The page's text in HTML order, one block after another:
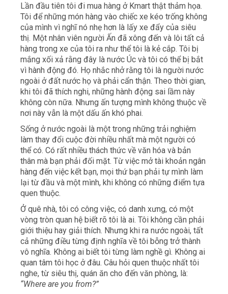
Lần đầu tiên tôi đi mua hàng ở Kmart thật thảm họa.
Tôi để những món hàng vào chiếc xe kéo trống không
của mình vì nghĩ nó nhẹ hơn là lấy xe đẩy của siêu
thị. Một nhân viên người Ấn đã xông đến và lôi tất cả
hàng trong xe của tôi ra như thể tôi là kẻ cắp. Tôi bị
mắng xối xả rằng đây là nước Úc và tôi có thể bị bắt
vì hành động đó. Họ nhắc nhở rằng tôi là người nước
ngoài ở đất nước họ và phải cẩn thận. Theo thời gian,
khi tôi đã thích nghi, những hành động sai lầm này
không còn nữa. Nhưng ấn tượng mình không thuộc về
nơi này vẫn là một dấu ấn khó phai.
Sống ở nước ngoài là một trong những trải nghiệm
làm thay đổi cuộc đời nhiều nhất mà một người có
thể có. Có rất nhiều thách thức về văn hóa và bản
thân mà bạn phải đối mặt. Từ việc mở tài khoản ngân
hàng đến việc kết bạn, mọi thứ bạn phải tự mình làm
lại từ đầu và một mình, khi không có những điểm tựa
quen thuộc.
Ở quê nhà, tôi có công việc, có danh xưng, có một
vòng tròn quan hệ biết rõ tôi là ai. Tôi không cần phải
giới thiệu hay giải thích. Nhưng khi ra nước ngoài, tất
cả những điều từng định nghĩa về tôi bỗng trở thành
vô nghĩa. Không ai biết tôi từng làm nghề gì. Không ai
quan tâm tôi học ở đâu. Câu hỏi quen thuộc nhất tôi
nghe, từ siêu thị, quán ăn cho đến văn phòng, là:
“Where are you from?”